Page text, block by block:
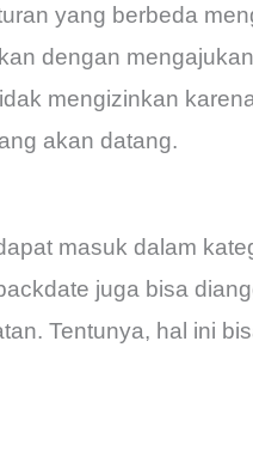
yang berbeda
dengan mengajukan
mengizinkan
akan datang.
masuk dalam
juga bisa
Tentunya, hal ini